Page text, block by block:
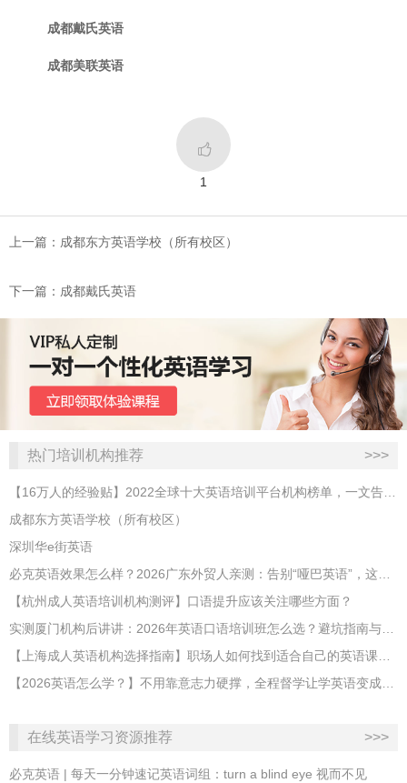
成都戴氏英语
成都美联英语

1
上一篇：成都东方英语学校（所有校区）
下一篇：成都戴氏英语
热门培训机构推荐 >>>
成都东方英语学校（所有校区）
深圳华e街英语
【杭州成人英语培训机构测评】口语提升应该关注哪些方面？
在线英语学习资源推荐 >>>
必克英语 | 每天一分钟速记英语词组：turn a blind eye 视而不见